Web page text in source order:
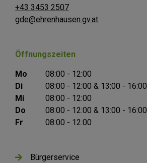
+43 3453 2507
gde@ehrenhausen.gv.at
Öffnungszeiten
Mo
08:00 - 12:00
Di
08:00 - 12:00 & 13:00 - 16:00
Mi
08:00 - 12:00
Do
08:00 - 12:00 & 13:00 - 16:00
Fr
08:00 - 12:00
Bürgerservice